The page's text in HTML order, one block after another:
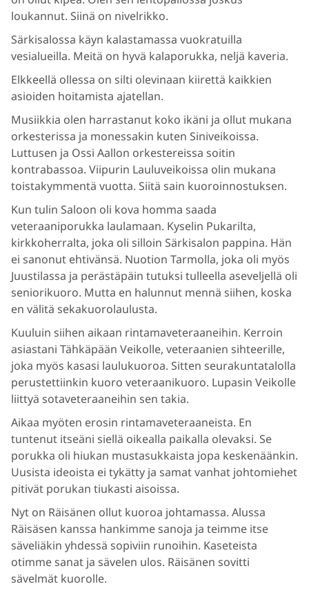
loukannut. Siinä on nivelrikko.
Särkisalossa käyn kalastamassa vuokratuilla
vesialueilla. Meitä on hyvä kalaporukka, neljä kaveria.
Elkkeellä ollessa on silti olevinaan kiirettä kaikkien
asioiden hoitamista ajatellan.
Musiikkia olen harrastanut koko ikäni ja ollut mukana
orkesterissa ja monessakin kuten Siniveikoissa.
Luttusen ja Ossi Aallon orkestereissa soitin
kontrabassoa. Viipurin Lauluveikoissa olin mukana
toistakymmentä vuotta. Siitä sain kuoroinnostuksen.
Kun tulin Saloon oli kova homma saada
veteraaniporukka laulamaan. Kyselin Pukarilta,
kirkkoherralta, joka oli silloin Särkisalon pappina. Hän
ei sanonut ehtivänsä. Nuotion Tarmolla, joka oli myös
Juustilassa ja perästäpäin tutuksi tulleella aseveljellä oli
seniorikuoro. Mutta en halunnut mennä siihen, koska
en välitä sekakuorolaulusta.
Kuuluin siihen aikaan rintamaveteraaneihin. Kerroin
asiastani Tähkäpään Veikolle, veteraanien sihteerille,
joka myös kasasi laulukuoroa. Sitten seurakuntatalolla
perustettiinkin kuoro veteraanikuoro. Lupasin Veikolle
liittyä sotaveteraaneihin sen takia.
Aikaa myöten erosin rintamaveteraaneista. En
tuntenut itseäni siellä oikealla paikalla olevaksi. Se
porukka oli hiukan mustasukkaista jopa keskenäänkin.
Uusista ideoista ei tykätty ja samat vanhat johtomiehet
pitivät porukan tiukasti aisoissa.
Nyt on Räisänen ollut kuoroa johtamassa. Alussa
Räisäsen kanssa hankimme sanoja ja teimme itse
säveliäkin yhdessä sopiviin runoihin. Kaseteista
otimme sanat ja sävelen ulos. Räisänen sovitti
sävelmät kuorolle.